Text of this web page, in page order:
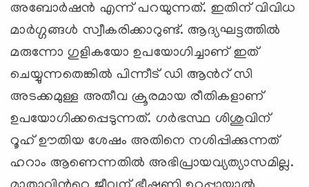
അബോര്‍ഷന്‍ എന്ന് പറയുന്നത്. ഇതിന് വിവിധ
മാര്‍ഗ്ഗങ്ങള്‍ സ്വീകരിക്കാറുണ്ട്. ആദ്യഘട്ടത്തില്‍
മരുന്നോ ഗുളികയോ ഉപയോഗിച്ചാണ് ഇത്
ചെയ്യുന്നതെങ്കില്‍ പിന്നീട് ഡി ആന്‍റ് സി
അടക്കമുള്ള അതീവ ക്രൂരമായ രീതികളാണ്
ഉപയോഗിക്കപ്പെടുന്നത്. ഗര്‍ഭസ്ഥ ശിശുവിന്
റൂഹ് ഊതിയ ശേഷം അതിനെ നശിപ്പിക്കുന്നത്
ഹറാം ആണെന്നതില്‍ അഭിപ്രായവ്യത്യാസമില്ല.